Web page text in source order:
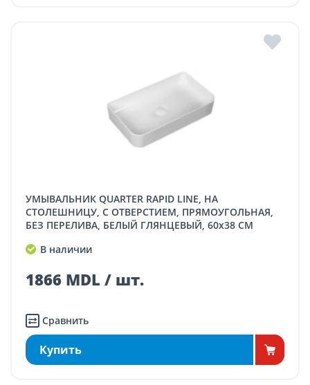
УМЫВАЛЬНИК QUARTER RAPID LINE, НА
СТОЛЕШНИЦУ, С ОТВЕРСТИЕМ, ПРЯМОУГОЛЬНАЯ,
БЕЗ ПЕРЕЛИВА, БЕЛЫЙ ГЛЯНЦЕВЫЙ, 60x38 СМ
В наличии
1866 MDL / шт.
Сравнить
Купить